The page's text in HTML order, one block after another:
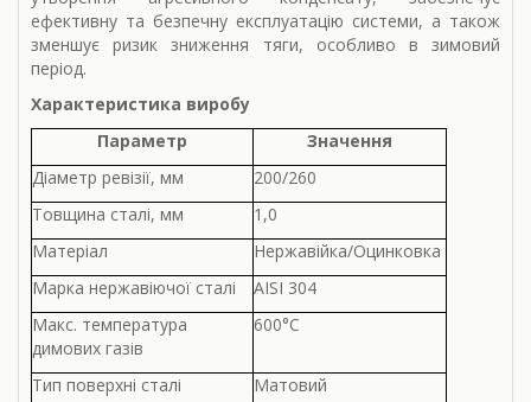
ефективну та безпечну експлуатацію системи, а також
зменшує ризик зниження тяги, особливо в зимовий
період.
Характеристика виробу
Параметр
Значення
Діаметр ревізії, мм
200/260
Товщина сталі, мм
1,0
Матеріал
Нержавійка/Оцинковка
Марка нержавіючої сталі
AISI 304
Макс. температура
димових газів
600°С
Тип поверхні сталі
Матовий